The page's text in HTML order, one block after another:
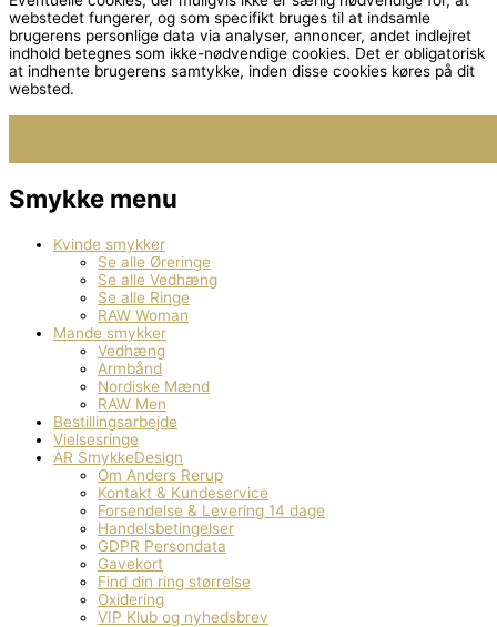
webstedet fungerer, og som specifikt bruges til at indsamle
brugerens personlige data via analyser, annoncer, andet indlejret
indhold betegnes som ikke-nødvendige cookies. Det er obligatorisk
at indhente brugerens samtykke, inden disse cookies køres på dit
websted.
Smykke menu
Kvinde smykker
Se alle Øreringe
Se alle Vedhæng
Se alle Ringe
RAW Woman
Mande smykker
Vedhæng
Armbånd
Nordiske Mænd
RAW Men
Bestillingsarbejde
Vielsesringe
AR SmykkeDesign
Om Anders Rerup
Kontakt & Kundeservice
Forsendelse & Levering 14 dage
Handelsbetingelser
GDPR Persondata
Gavekort
Find din ring størrelse
Oxidering
VIP Klub og nyhedsbrev